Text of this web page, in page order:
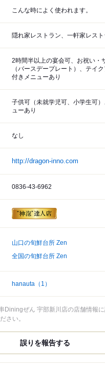
こんな時によく使われます。
隠れ家レストラン、一軒家レスト
2時間半以上の宴会可、お祝い・
（バースデープレート）、テイ
付きメニューあり
子供可（未就学児可、小学生可
ューあり
なし
http://dragon-inno.com
0836-43-6962
山口の旬鮮台所 Zen
全国の旬鮮台所 Zen
hanauta （1）
Diningぜん 宇部新川店の店舗情報
さい。
誤りを報告する